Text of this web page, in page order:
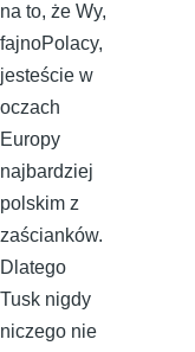
na to, że Wy,
fajnoPolacy,
jesteście w
oczach
Europy
najbardziej
polskim z
zaścianków.
Dlatego
Tusk nigdy
niczego nie